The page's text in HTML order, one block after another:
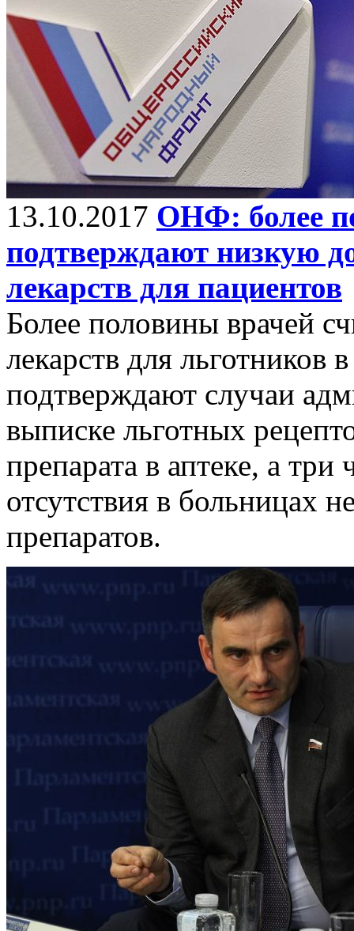
13.10.2017 ОНФ: более
подтверждают низкую
лекарств для пациентов
Более половины врачей
лекарств для льготников
подтверждают случаи
выписке льготных
препарата в аптеке, а три
отсутствия в больницах
препаратов.